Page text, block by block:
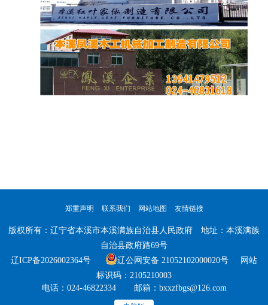
郑重声明 联系我们 网站地图 友情链接
版权所有：辽宁省本溪市本溪满族自治县人民政府 地址：本溪满族
自治县政府路69号
辽ICP备2026002364号
辽公网安备 21052102000020号 网站
标识码：2105210003
电话：024-46822334 邮箱：bxxzfbgs@126.com